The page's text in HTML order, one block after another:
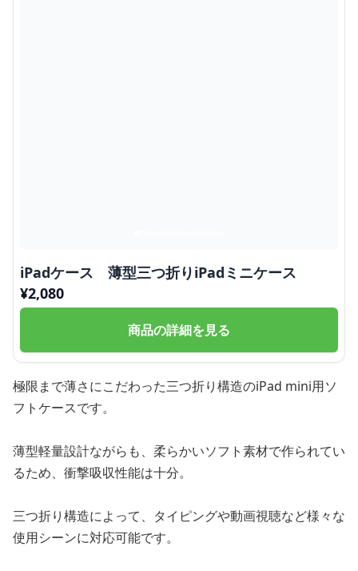
iPadケース 薄型三つ折りiPadミニケース
¥2,080
商品の詳細を見る
極限まで薄さにこだわった三つ折り構造のiPad mini用ソ
フトケースです。
薄型軽量設計ながらも、柔らかいソフト素材で作られてい
るため、衝撃吸収性能は十分。
三つ折り構造によって、タイピングや動画視聴など様々な
使用シーンに対応可能です。